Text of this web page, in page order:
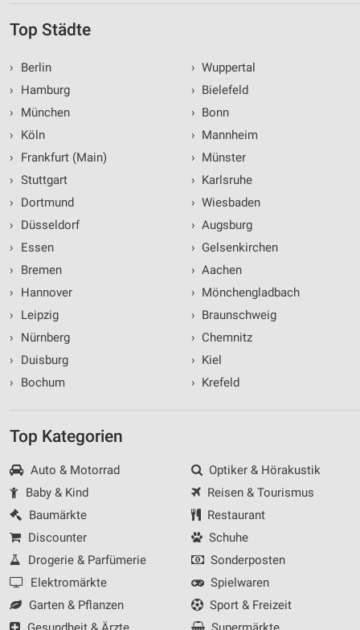
Top Städte
›
Berlin
›
Hamburg
›
München
›
Köln
›
Frankfurt (Main)
› Stuttgart
›
Dortmund
›
Düsseldorf
›
Essen
›
Bremen
›
Hannover
›
Leipzig
›
Nürnberg
›
Duisburg
›
Bochum
› Wuppertal
› Bielefeld
› Bonn
› Mannheim
› Münster
› Karlsruhe
› Wiesbaden
› Augsburg
› Gelsenkirchen
› Aachen
› Mönchengladbach
› Braunschweig
› Chemnitz
› Kiel
› Krefeld
Top Kategorien
Auto & Motorrad
Baby & Kind
Baumärkte
Discounter
Drogerie & Parfümerie
Elektromärkte
Garten & Pflanzen
Optiker & Hörakustik
Reisen & Tourismus
Restaurant
Schuhe
Sonderposten
Spielwaren
Sport & Freizeit